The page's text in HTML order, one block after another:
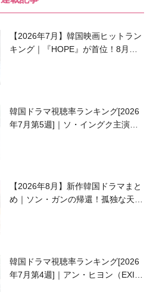
【2026年7月】韓国映画ヒットラン
キング｜『HOPE』が首位！8月公
韓国ドラマ視聴率ランキング[2026
年7月第5週]｜ソ・イングク主演の
【2026年8月】新作韓国ドラマまと
め｜ソン・ガンの帰還！孤独な天才
韓国ドラマ視聴率ランキング[2026
年7月第4週]｜アン・ヒヨン（EXID